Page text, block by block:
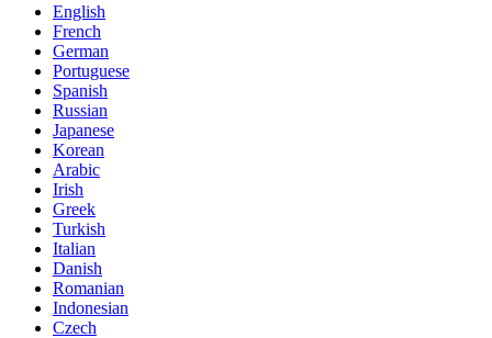
English
French
German
Portuguese
Spanish
Russian
Japanese
Korean
Arabic
Irish
Greek
Turkish
Italian
Danish
Romanian
Indonesian
Czech